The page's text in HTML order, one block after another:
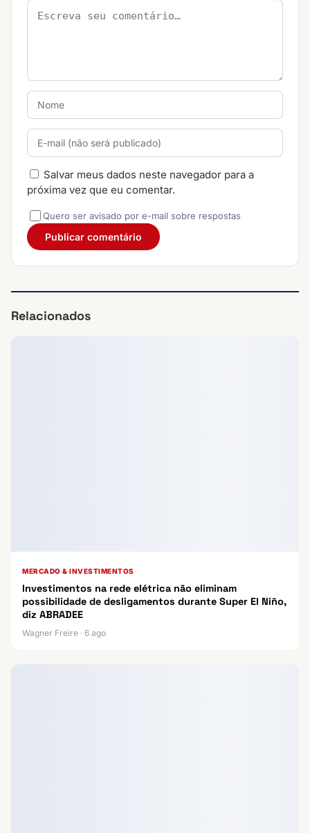
Salvar meus dados neste navegador para a
próxima vez que eu comentar.
Quero ser avisado por e-mail sobre respostas
Relacionados
MERCADO & INVESTIMENTOS
Investimentos na rede elétrica não eliminam
possibilidade de desligamentos durante Super El Niño,
diz ABRADEE
Wagner Freire · 6 ago